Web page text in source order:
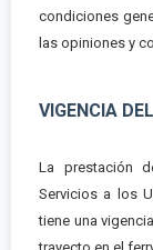
condiciones
las opiniones y
VIGENCIA
La prestación
Servicios a los
tiene una